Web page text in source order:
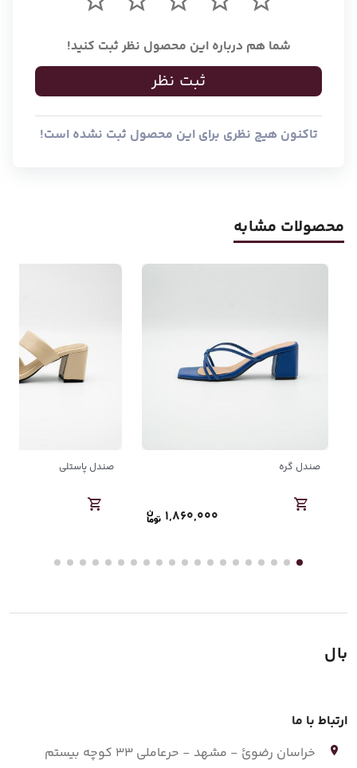
شما هم درباره این محصول نظر ثبت کنید!
ثبت نظر
تاکنون هیچ نظری برای این محصول ثبت نشده است!
محصولات مشابه
صندل گره
1,860,000
صندل پاستلی
بال
ارتباط با ما
خراسان رضوئ - مشهد - حرعاملی 33 کوچه بیستم